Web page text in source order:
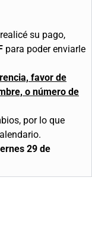
su pago,
para poder enviarle
favor de
o número de
por lo que
29 de